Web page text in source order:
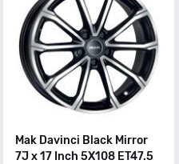
Mak Davinci Black Mirror
7J x 17 Inch 5X108 ET47.5